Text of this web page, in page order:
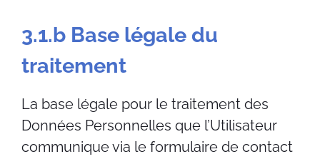
3.1.b Base légale du
traitement
La base légale pour le traitement des
Données Personnelles que l’Utilisateur
communique via le formulaire de contact